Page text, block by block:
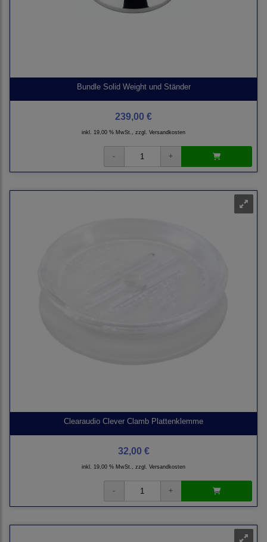
Bundle Solid Weight und Ständer
239,00 €
inkl. 19,00 % MwSt., zzgl. Versandkosten
Clearaudio Clever Clamb Plattenklemme
32,00 €
inkl. 19,00 % MwSt., zzgl. Versandkosten